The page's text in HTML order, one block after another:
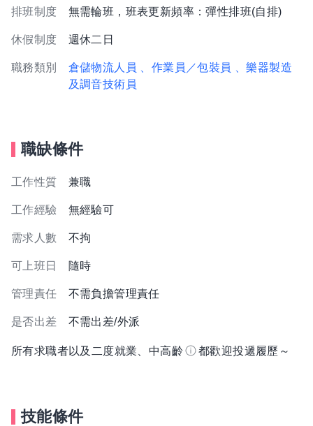
排班制度 無需輪班，班表更新頻率：彈性排班(自排)
休假制度 週休二日
職務類別 倉儲物流人員 、作業員／包裝員
、樂器製造
及調音技術員
職缺條件
工作性質 兼職
工作經驗 無經驗可
需求人數 不拘
可上班日 隨時
管理責任 不需負擔管理責任
是否出差 不需出差/外派
所有求職者以及二度就業、中高齡 都歡迎投遞履歷～
技能條件